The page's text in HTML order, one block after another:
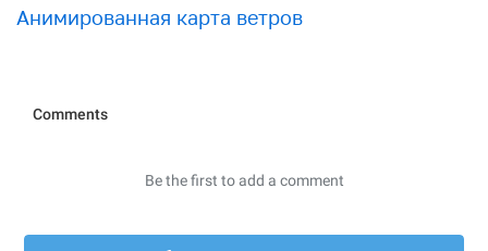
Анимированная карта ветров